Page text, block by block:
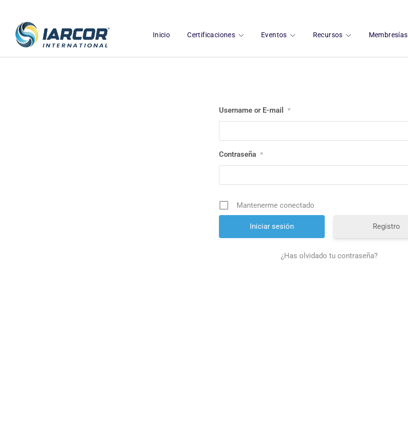
Inicio Certificaciones Eventos Recursos Membresías
Username or E-mail *
Contraseña *
Mantenerme conectado
Registro
¿Has olvidado tu contraseña?